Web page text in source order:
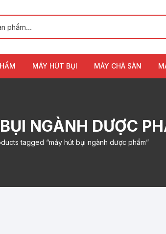
MÁY HÚT BỤI MÁY CHÀ SÀN
NGÀNH DƯỢC
tagged “máy hút bụi ngành dược phẩm”